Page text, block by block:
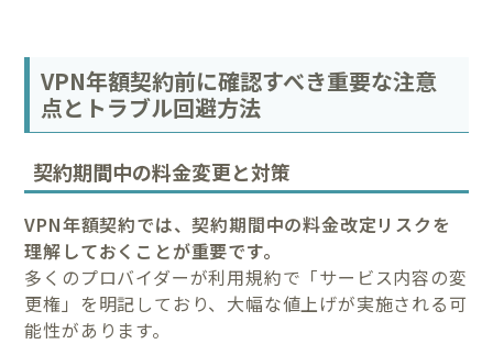
VPN年額契約前に確認すべき重要な注意
点とトラブル回避方法
契約期間中の料金変更と対策
VPN年額契約では、契約期間中の料金改定リスクを
理解しておくことが重要です。
多くのプロバイダーが利用規約で「サービス内容の変
更権」を明記しており、大幅な値上げが実施される可
能性があります。